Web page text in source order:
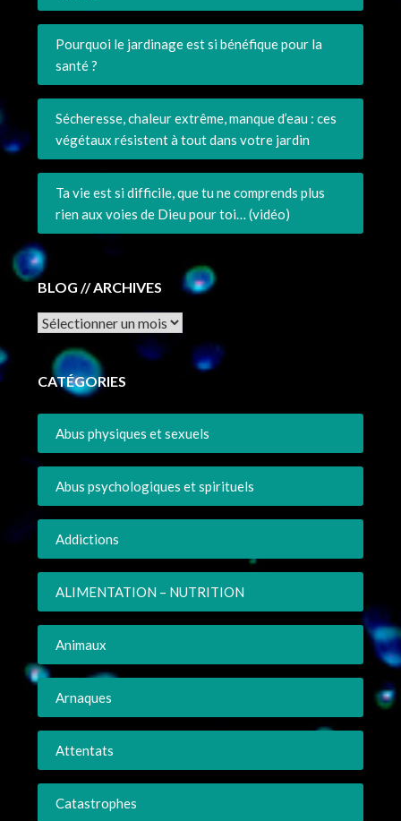
Pourquoi le jardinage est si bénéfique pour la
santé ?
Sécheresse, chaleur extrême, manque d’eau : ces
végétaux résistent à tout dans votre jardin
Ta vie est si difficile, que tu ne comprends plus
rien aux voies de Dieu pour toi… (vidéo)
BLOG // ARCHIVES
Archives
CATÉGORIES
Abus physiques et sexuels
Abus psychologiques et spirituels
Addictions
ALIMENTATION – NUTRITION
Animaux
Arnaques
Attentats
Catastrophes